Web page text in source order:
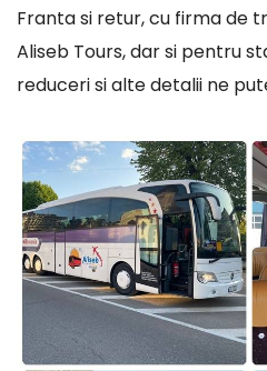
Franta si retur, cu firma de
Aliseb Tours, dar si pentru
reduceri si alte detalii ne